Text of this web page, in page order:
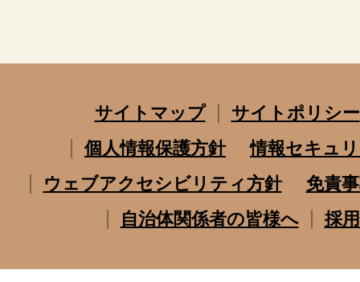
サイトマップ
サイトポリシー
個人情報保護方針
情報セキュ
ウェブアクセシビリティ方針
免責
自治体関係者の皆様へ
採